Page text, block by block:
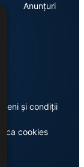
Anunțuri
și condiții
cookies